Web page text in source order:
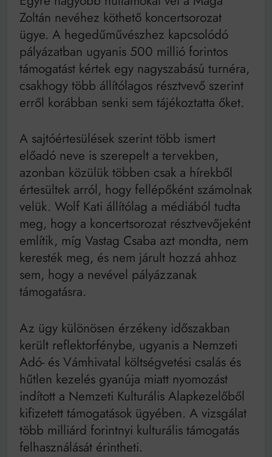
Mindenki a világot akarja uralni – de nem csak a 80-
as években
Bitumenes lapostetők: a bevált technológia akkor
működik, ha jól van felújítva
Zoltán nevéhez köthető koncertsorozat
ügye. A hegedűművészhez kapcsolódó
pályázatban ugyanis 500 millió forintos
támogatást kértek egy nagyszabású turnéra,
csakhogy több állítólagos résztvevő szerint
erről korábban senki sem tájékoztatta őket.
A sajtóértesülések szerint több ismert
előadó neve is szerepelt a tervekben,
azonban közülük többen csak a hírekből
értesültek arról, hogy fellépőként számolnak
velük. Wolf Kati állítólag a médiából tudta
meg, hogy a koncertsorozat résztvevőjeként
említik, míg Vastag Csaba azt mondta, nem
keresték meg, és nem járult hozzá ahhoz
sem, hogy a nevével pályázzanak
támogatásra.
Az ügy különösen érzékeny időszakban
került reflektorfénybe, ugyanis a Nemzeti
Adó- és Vámhivatal költségvetési csalás és
hűtlen kezelés gyanúja miatt nyomozást
indított a Nemzeti Kulturális Alapkezelőből
kifizetett támogatások ügyében. A vizsgálat
több milliárd forintnyi kulturális támogatás
felhasználását érintheti.